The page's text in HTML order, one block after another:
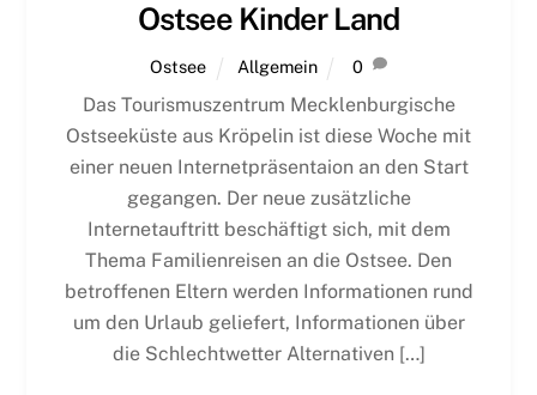
Ostsee Kinder Land
Ostsee Allgemein 0
Das Tourismuszentrum Mecklenburgische
Ostseeküste aus Kröpelin ist diese Woche mit
einer neuen Internetpräsentaion an den Start
gegangen. Der neue zusätzliche
Internetauftritt beschäftigt sich, mit dem
Thema Familienreisen an die Ostsee. Den
betroffenen Eltern werden Informationen rund
um den Urlaub geliefert, Informationen über
die Schlechtwetter Alternativen […]